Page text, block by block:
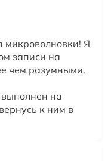
микроволновки! Я
записи на
чем разумными.
на
к ним в